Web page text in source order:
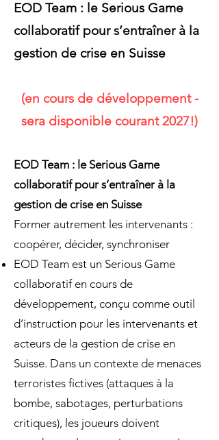
EOD Team : le Serious Game
collaboratif pour s’entraîner à la
gestion de crise en Suisse
(en cours de développement -
sera disponible courant 2027!)
EOD Team : le Serious Game
collaboratif pour s’entraîner à la
gestion de crise en Suisse
Former autrement les intervenants :
coopérer, décider, synchroniser
EOD Team est un Serious Game
collaboratif en cours de
développement, conçu comme outil
d’instruction pour les intervenants et
acteurs de la gestion de crise en
Suisse. Dans un contexte de menaces
terroristes fictives (attaques à la
bombe, sabotages, perturbations
critiques), les joueurs doivent